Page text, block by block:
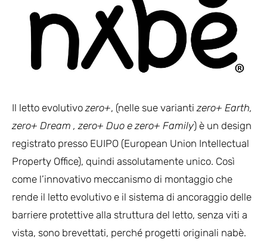
Il letto evolutivozero+, (nelle sue variantizero+ Earth,
zero+ Dream , zero+ Duo e zero+ Family) è un design
registrato presso EUIPO (European Union Intellectual
Property Office), quindi assolutamente unico. Così
come l’innovativo meccanismo di montaggio che
rende il letto evolutivo e il sistema di ancoraggio delle
barriere protettive alla struttura del letto, senza viti a
vista, sono brevettati, perché progetti originali nabè.